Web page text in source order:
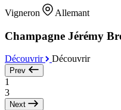
Vigneron Allemant
Champagne Jérémy
Découvrir Découvrir
Prev
1
3
Next